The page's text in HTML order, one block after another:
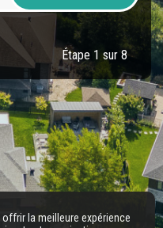
Étape 1 sur 8
la meilleure expérience